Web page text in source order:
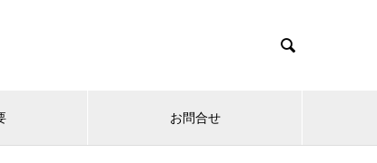

お問合せ